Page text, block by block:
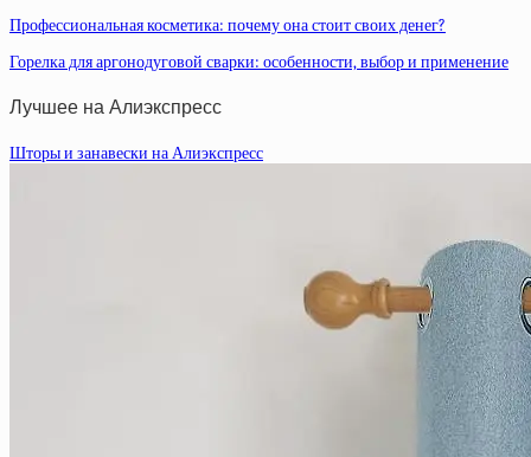
Профессиональная косметика: почему она стоит своих денег?
Горелка для аргонодуговой сварки: особенности, выбор и применение
Лучшее на Алиэкспресс
Шторы и занавески на Алиэкспресс